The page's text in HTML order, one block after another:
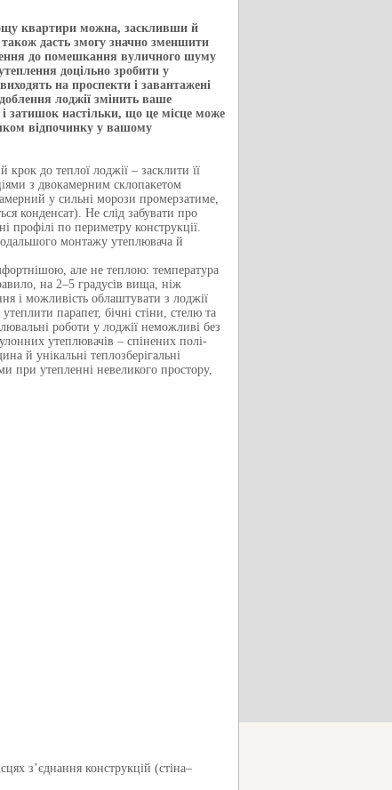
квартири можна, заскливши й
дасть змогу значно зменшити
до помешкання вуличного шуму
доцільно зробити у
на проспекти і завантажені
лоджії змінить ваше
затишок настільки, що це місце може
відпочинку у вашому
до теплої лоджії – засклити її
з двокамерним склопакетом
у сильні морози промерзатиме,
конденсат). Не слід забувати про
профілі по периметру конструкції.
монтажу утеплювача й
але не теплою: температура
на 2–5 градусів вища, ніж
і можливість облаштувати з лоджії
парапет, бічні стіни, стелю та
роботи у лоджії неможливі без
утеплювачів – спінених полі-
й унікальні теплозберігальні
при утепленні невеликого простору,
з’єднання конструкцій (стіна–